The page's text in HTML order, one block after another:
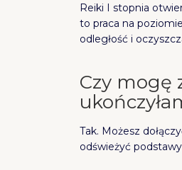
Reiki I stopnia
to praca na
odległość i
Czy mogę
Tak. Możesz
odświeżyć